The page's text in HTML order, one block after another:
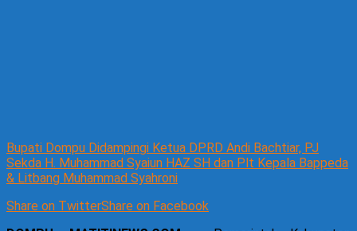
Bupati Dompu Didampingi Ketua DPRD Andi Bachtiar, PJ
Sekda H. Muhammad Syaiun HAZ SH dan Plt Kepala Bappeda
& Litbang Muhammad Syahroni
Share on TwitterShare on Facebook